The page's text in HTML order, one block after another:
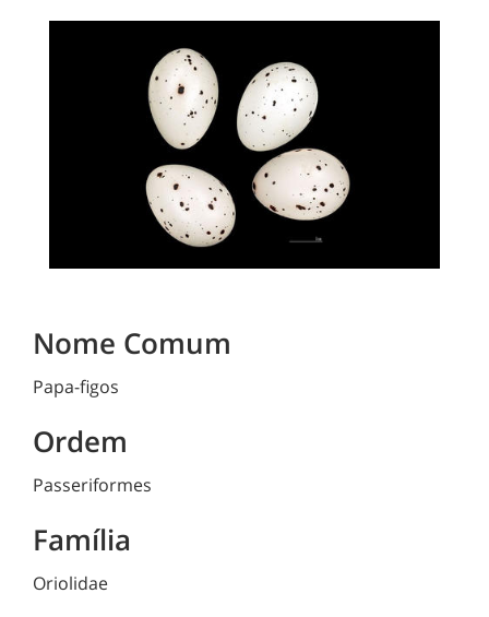
Nome Comum
Papa-figos
Ordem
Passeriformes
Família
Oriolidae